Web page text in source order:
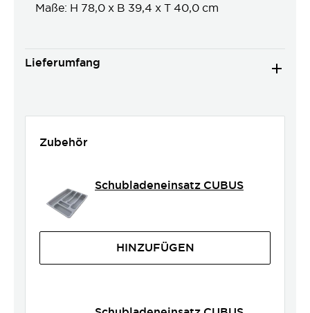
Maße: H 78,0 x B 39,4 x T 40,0 cm
Lieferumfang
Zubehör
Schubladeneinsatz CUBUS
HINZUFÜGEN